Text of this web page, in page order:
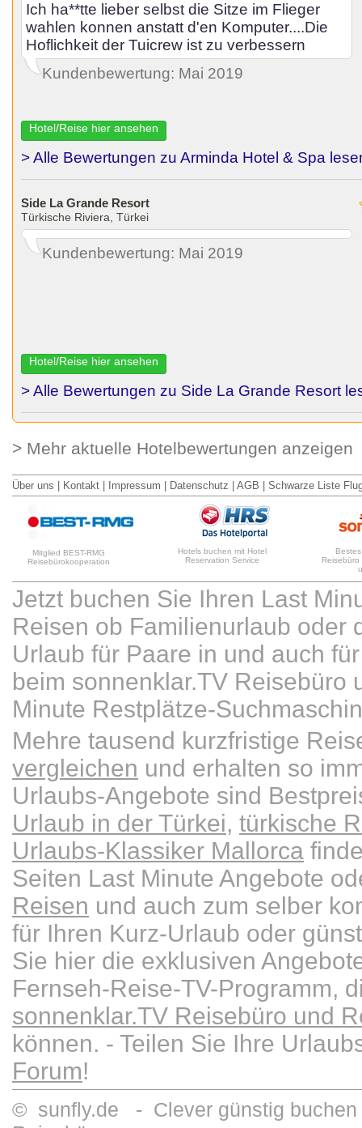
Ich ha**tte lieber selbst die Sitze im Flieger
wahlen konnen anstatt d'en Komputer....Die
Hoflichkeit der Tuicrew ist zu verbessern
Kundenbewertung: Mai 2019
Hotel/Reise hier ansehen
> Alle Bewertungen zu Arminda Hotel & Spa
Side La Grande Resort
Türkische Riviera, Türkei
Kundenbewertung: Mai 2019
Hotel/Reise hier ansehen
> Alle Bewertungen zu Side La Grande Resort
> Mehr aktuelle Hotelbewertungen anzeigen
Über uns Kontakt Impressum Datenschutz AGB Schwarze Liste
Mitglied BEST-RMG
Reisebürokooperation
Hotels buchen mit Hotel
Reservation Service
Jetzt buchen Sie Ihren Last
Reisen ob Familienurlaub oder
Urlaub für Paare in und auch
beim sonnenklar.TV Reisebüro
Minute Restplätze-
Mehre tausend kurzfristige
vergleichen und erhalten so
Urlaubs-Angebote sind
Urlaub in der Türkei, türkische
Urlaubs-Klassiker Mallorca
Seiten Last Minute Angebote
Reisen und auch zum selber
für Ihren Kurz-Urlaub oder
Sie hier die exklusiven
Fernseh-Reise-TV-Programm,
sonnenklar.TV Reisebüro und
können. - Teilen Sie Ihre
Forum!
© sunfly.de - Clever günstig buchen